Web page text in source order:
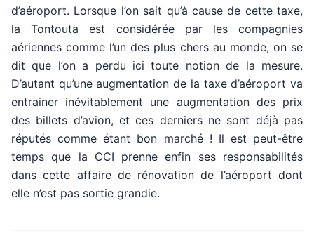
d’aéroport. Lorsque l’on sait qu’à cause de cette taxe,
la Tontouta est considérée par les compagnies
aériennes comme l’un des plus chers au monde, on se
dit que l’on a perdu ici toute notion de la mesure.
D’autant qu’une augmentation de la taxe d’aéroport va
entrainer inévitablement une augmentation des prix
des billets d’avion, et ces derniers ne sont déjà pas
réputés comme étant bon marché ! Il est peut-être
temps que la CCI prenne enfin ses responsabilités
dans cette affaire de rénovation de l’aéroport dont
elle n’est pas sortie grandie.